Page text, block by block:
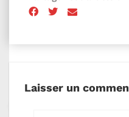
Laisser un